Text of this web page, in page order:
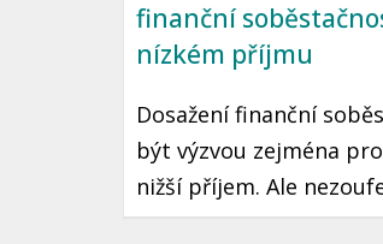
finanční
nízkém příjmu
Dosažení finanční
být výzvou zejména
nižší příjem. Ale
praktické kroky a